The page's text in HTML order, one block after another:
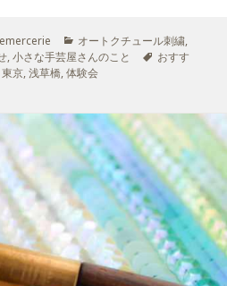
カ
テ
ゴ
オートクチュール刺繍,
,小さな手芸屋さんのこと
タ
おすす
東京,浅草橋,体験会
草橋 に